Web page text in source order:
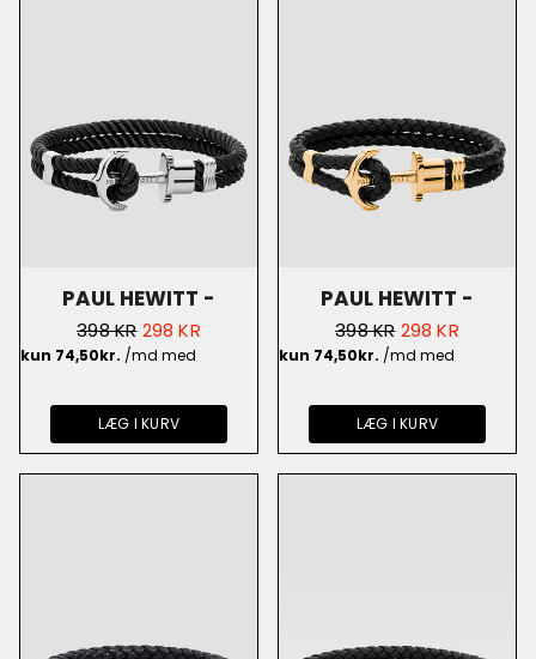
PAUL HEWITT -
ANCHOR PHREP NYLON
SORT/SØLV - PH-PH-
N-S-B
NORMALPRIS
398 KR UDSALGSPRIS
298 KR
PAUL HEWITT -
ANCHOR PHREP
GULDBELAGT/SORT -
PH-PH-L-G-B
NORMALPRIS
398 KR UDSALGSPRIS
298 KR